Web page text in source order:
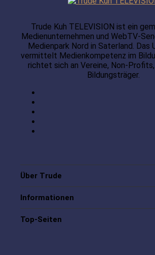
Trude Kuh TELEVISION ist ein
Medienunternehmen und WebTV-
Medienpark Nord in Saterland. Das
vermittelt Medienkompetenz im
richtet sich an Vereine, Non-
Bildungsträger.
Über Trude
Informationen
Top-Seiten